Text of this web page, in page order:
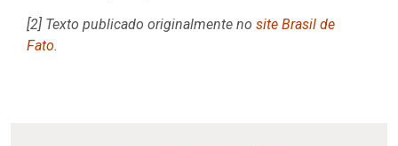
[2] Texto publicado originalmente no site Brasil de
Fato.